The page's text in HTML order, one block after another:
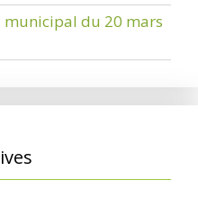
municipal du 20 mars